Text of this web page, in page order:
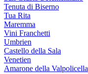
Tenuta di Biserno
Tua Rita
Maremma
Vini Franchetti
Umbrien
Castello della Sala
Venetien
Amarone della Valpolicella